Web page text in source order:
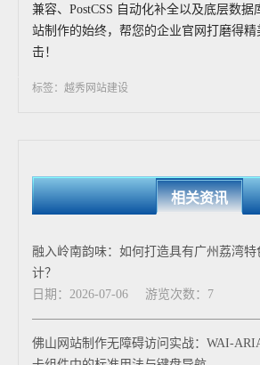
兼容、PostCSS 自动化补全以及底层数据
站制作的始终，帮您的企业官网打磨得精
击！
标签：越秀网站建设
相关资讯
融入岭南韵味：如何打造具有广州荔湾
计？
日期：2026-07-06
游览次数：7
佛山网站制作无障碍访问实战：WAI-